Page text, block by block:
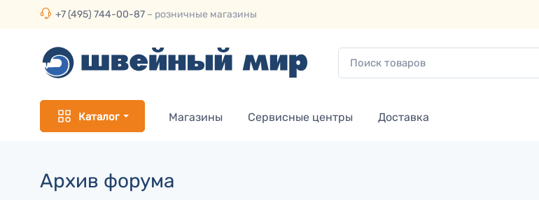
+7 (495) 744-00-87 – розничные магазины
Каталог Магазины Сервисные центры Доставка
Архив форума